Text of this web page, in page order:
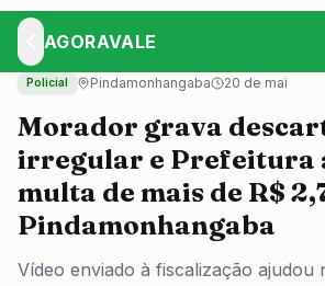
AGORAVALE
Policial Pindamonhangaba 20 de mai
Morador grava
irregular e Prefeitura
multa de mais de R$
Pindamonhangaba
Vídeo enviado à fiscalização ajudou